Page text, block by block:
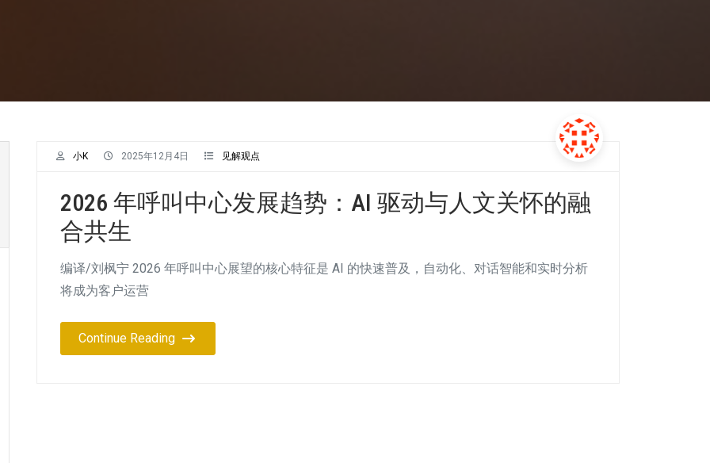
小K 2025年12月4日 见解观点
2026 年呼叫中心发展趋势：AI 驱动与人文关怀的融
合共生
编译/刘枫宁 2026 年呼叫中心展望的核心特征是 AI 的快速普及，自动化、对话智能和实时分析
将成为客户运营
Continue Reading